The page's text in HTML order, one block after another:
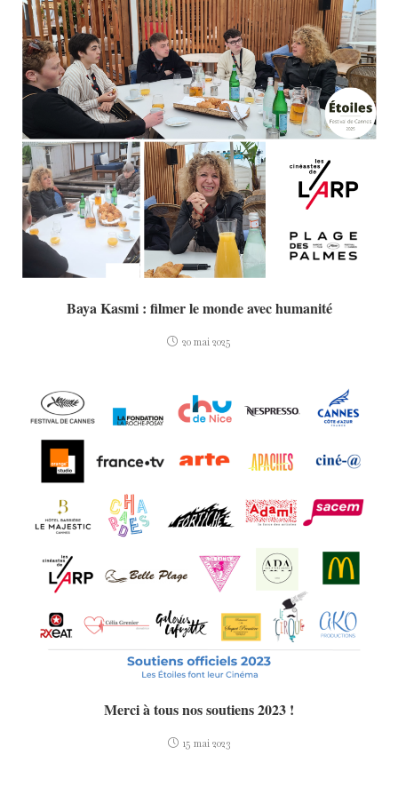
Baya Kasmi : filmer le monde avec humanité
20 mai 2025
Merci à tous nos soutiens 2023 !
15 mai 2023